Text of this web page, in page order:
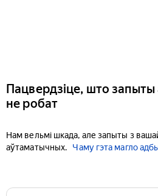
Пацвердзіце, што запыты
не робат
Нам вельмі шкада, але запыты з
аўтаматычных.
Чаму гэта магло